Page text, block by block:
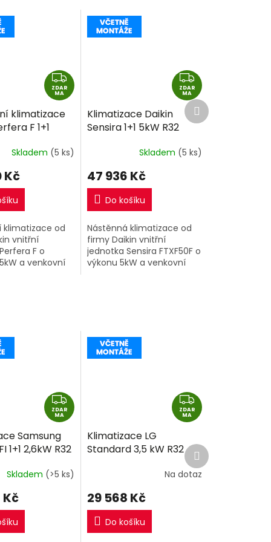
Z
D
R
M
A
ZDAR
MA
Samsung
1+1 2,6kW R32
Skladem (>5 ks)
Kč
Z
D
R
M
A
ZDAR
MA
Klimatizace LG
Standard 3,5 kW R32
Na dotaz
29 568 Kč
Do košíku
Další
produkt
Z
D
A
ZDAR
MA
klimatizace
F 1+1
Skladem (5 ks)
Kč
klimatizace od
vnitřní
F o
a venkovní
Z
D
A
R
A
ZDAR
MA
Klimatizace Daikin
Sensira 1+1 5kW R32
Skladem (5 ks)
47 936 Kč
Do košíku
Nástěnná klimatizace od
firmy Daikin vnitřní
jednotka Sensira FTXF50F o
výkonu 5kW a venkovní
Další
produkt